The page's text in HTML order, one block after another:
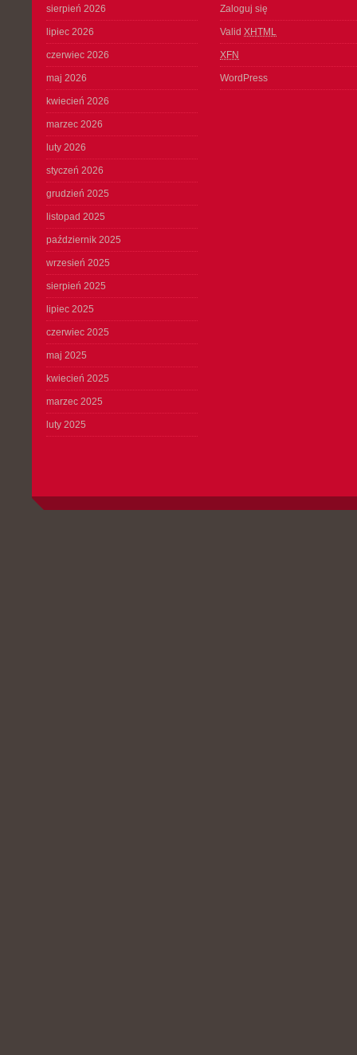
sierpień 2026
lipiec 2026
czerwiec 2026
maj 2026
kwiecień 2026
marzec 2026
luty 2026
styczeń 2026
grudzień 2025
listopad 2025
październik 2025
wrzesień 2025
sierpień 2025
lipiec 2025
czerwiec 2025
maj 2025
kwiecień 2025
marzec 2025
luty 2025
Zaloguj się
Valid XHTML
XFN
WordPress